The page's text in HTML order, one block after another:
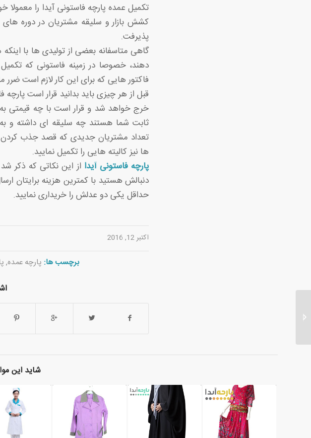
تکمیل عمده پارچه فاستونی آیدا را
کشش بازار و سلیقه مشتریان در دوره
پذیرفت.
گاهی متاسفانه بعضی از تولیدی ها با
دهند، خصوصا در زمینه فاستونی که
فاکتور هایی که برای این کار لازم است
قبل از هر چیزی باید بدانید قرار است
خرج خواهد شد و قرار است با چه قیمتی
ثابت شما هستند چه سلیقه ای داشته و
تعداد مشتریان جدیدی که قصد جذب کردن
ها نیز کالیته هایی را تکمیل نمایید.
پارچه فاستونی آیدا از این نکاتی که ذکر
دنبالش هستید با کمترین هزینه برایتان
حداقل یکی دو عدلش را خریداری نمایید.
اکتبر 12, 2016
برچسب ها: پارچه عمده,
شاید این